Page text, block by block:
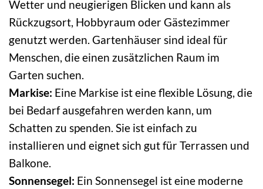
Wetter und neugierigen Blicken und kann als
Rückzugsort, Hobbyraum oder Gästezimmer
genutzt werden. Gartenhäuser sind ideal für
Menschen, die einen zusätzlichen Raum im
Garten suchen.
Markise: Eine Markise ist eine flexible Lösung, die
bei Bedarf ausgefahren werden kann, um
Schatten zu spenden. Sie ist einfach zu
installieren und eignet sich gut für Terrassen und
Balkone.
Sonnensegel: Ein Sonnensegel ist eine moderne